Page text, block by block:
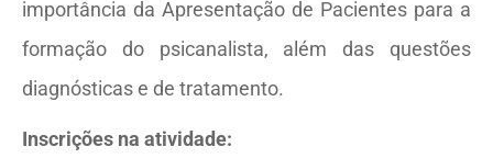
importância da Apresentação de Pacientes para a
formação do psicanalista, além das questões
diagnósticas e de tratamento.
Inscrições na atividade: